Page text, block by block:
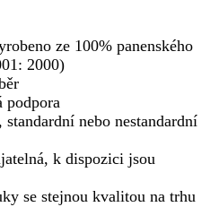
ze 100% panenského
2000)
podpora
nebo nestandardní
k dispozici jsou
se stejnou kvalitou na trhu